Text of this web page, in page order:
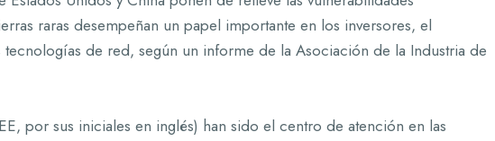
raras desempeñan un papel importante en los inversores, el
tecnologías de red, según un informe de la Asociación de la Industria de
por sus iniciales en inglés) han sido el centro de atención en las